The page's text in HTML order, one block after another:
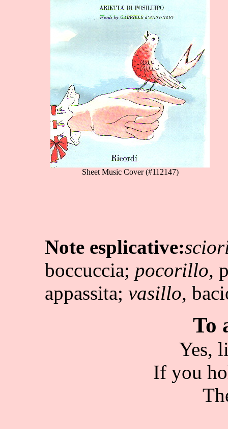
Sheet Music Cover (#112147)
Note esplicative:
boccuccia; pocorillo,
appassita; vasillo,
To
Yes,
If you